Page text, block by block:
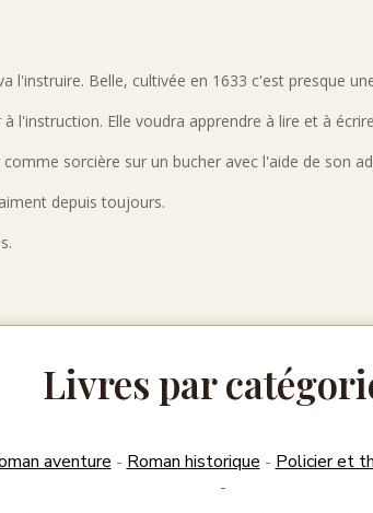
l'instruire. Belle, cultivée en 1633 c'est presque
l'instruction. Elle voudra apprendre à lire et à
sorcière sur un bucher avec l'aide de son
depuis toujours.
Livres par
aventure - Roman historique - Policier et
-